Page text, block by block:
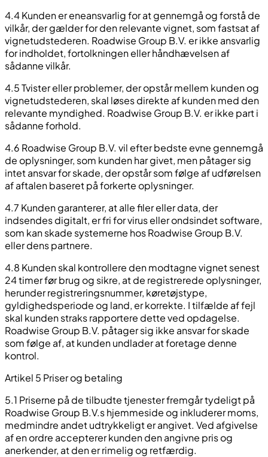
4.4 Kunden er eneansvarlig for at gennemgå og forstå de
vilkår, der gælder for den relevante vignet, som fastsat af
vignetudstederen. Roadwise Group B.V. er ikke ansvarlig
for indholdet, fortolkningen eller håndhævelsen af
sådanne vilkår.
4.5 Tvister eller problemer, der opstår mellem kunden og
vignetudstederen, skal løses direkte af kunden med den
relevante myndighed. Roadwise Group B.V. er ikke part i
sådanne forhold.
4.6 Roadwise Group B.V. vil efter bedste evne gennemgå
de oplysninger, som kunden har givet, men påtager sig
intet ansvar for skade, der opstår som følge af udførelsen
af aftalen baseret på forkerte oplysninger.
4.7 Kunden garanterer, at alle filer eller data, der
indsendes digitalt, er fri for virus eller ondsindet software,
som kan skade systemerne hos Roadwise Group B.V.
eller dens partnere.
4.8 Kunden skal kontrollere den modtagne vignet senest
24 timer før brug og sikre, at de registrerede oplysninger,
herunder registreringsnummer, køretøjstype,
gyldighedsperiode og land, er korrekte. I tilfælde af fejl
skal kunden straks rapportere dette ved opdagelse.
Roadwise Group B.V. påtager sig ikke ansvar for skade
som følge af, at kunden undlader at foretage denne
kontrol.
Artikel 5 Priser og betaling
5.1 Priserne på de tilbudte tjenester fremgår tydeligt på
Roadwise Group B.V.s hjemmeside og inkluderer moms,
medmindre andet udtrykkeligt er angivet. Ved afgivelse
af en ordre accepterer kunden den angivne pris og
anerkender, at den er rimelig og retfærdig.